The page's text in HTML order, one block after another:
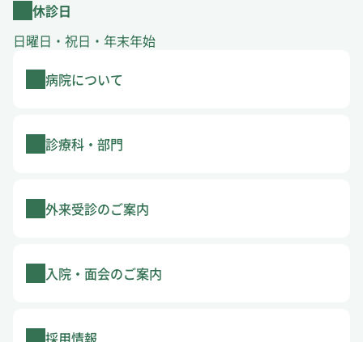
休診日
日曜日・祝日・年末年始
病院について
診療科・部門
外来受診のご案内
入院・面会のご案内